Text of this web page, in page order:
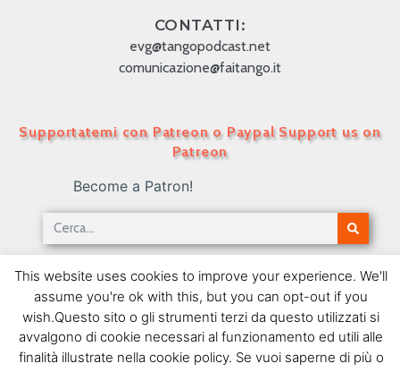
CONTATTI:
evg@tangopodcast.net
comunicazione@faitango.it
Supportatemi con Patreon o Paypal Support us on
Patreon
Become a Patron!
TANGO PODCAST IN ITALIANO – Numero 25 –
Ciriaco Ortiz
18/05/2009
SEGUIMI SU FACEBOOK
This website uses cookies to improve your experience. We'll
assume you're ok with this, but you can opt-out if you
wish.Questo sito o gli strumenti terzi da questo utilizzati si
avvalgono di cookie necessari al funzionamento ed utili alle
finalità illustrate nella cookie policy. Se vuoi saperne di più o